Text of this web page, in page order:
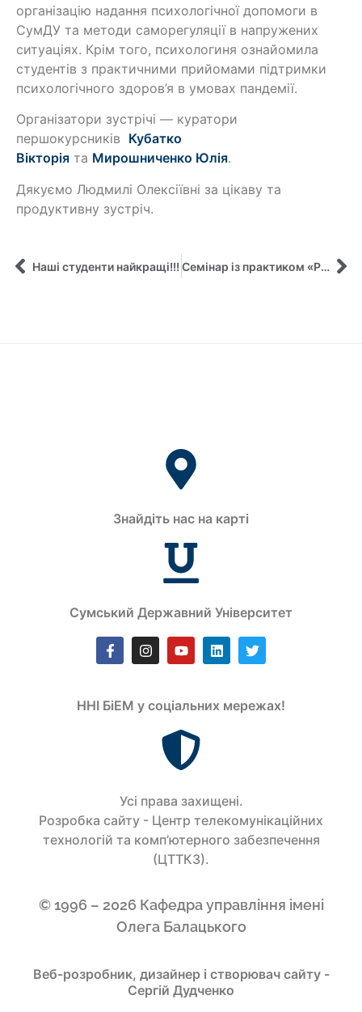
організацію надання психологічної допомоги в
СумДУ та методи саморегуляції в напружених
ситуаціях. Крім того, психологиня ознайомила
студентів з практичними прийомами підтримки
психологічного здоров’я в умовах пандемії.
Організатори зустрічі — куратори
першокурсників Кубатко
Вікторія та Мирошниченко Юлія.
Дякуємо Людмилі Олексіївні за цікаву та
продуктивну зустріч.
Наші студенти найкращі!!! Семінар із практиком «Реалізація стратегії: що може піти не так?»
Знайдіть нас на карті
Сумський Державний Університет
ННІ БіЕМ у соціальних мережах!
Усi права захищенi.
Розробка сайту - Центр телекомунікаційних
технологій та комп’ютерного забезпечення
(ЦТТКЗ).
© 1996 – 2026 Кафедра управління імені
Олега Балацького
Веб-розробник, дизайнер і створювач сайту -
Сергій Дудченко